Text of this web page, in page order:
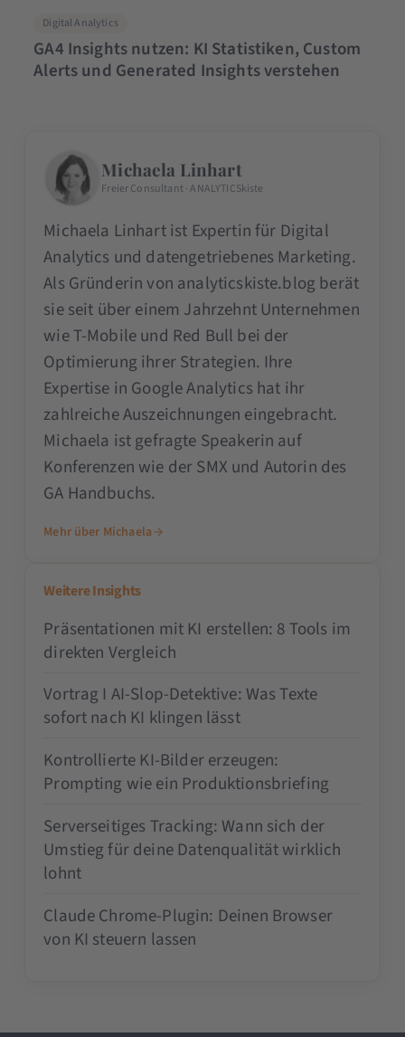
Digital Analytics
GA4 Insights nutzen: KI Statistiken, Custom
Alerts und Generated Insights verstehen
Michaela Linhart
Freier Consultant · ANALYTICSkiste
Michaela Linhart ist Expertin für Digital
Analytics und datengetriebenes Marketing.
Als Gründerin von analyticskiste.blog berät
sie seit über einem Jahrzehnt Unternehmen
wie T-Mobile und Red Bull bei der
Optimierung ihrer Strategien. Ihre
Expertise in Google Analytics hat ihr
zahlreiche Auszeichnungen eingebracht.
Michaela ist gefragte Speakerin auf
Konferenzen wie der SMX und Autorin des
GA Handbuchs.
Mehr über Michaela
Weitere Insights
Präsentationen mit KI erstellen: 8 Tools im
direkten Vergleich
Vortrag I AI-Slop-Detektive: Was Texte
sofort nach KI klingen lässt
Kontrollierte KI-Bilder erzeugen:
Prompting wie ein Produktionsbriefing
Serverseitiges Tracking: Wann sich der
Umstieg für deine Datenqualität wirklich
lohnt
Claude Chrome-Plugin: Deinen Browser
von KI steuern lassen